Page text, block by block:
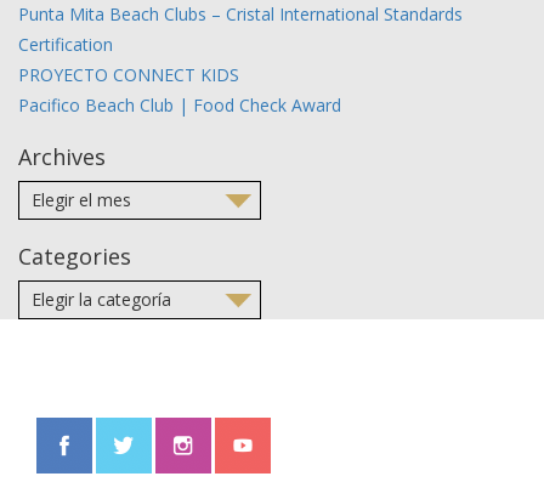
Punta Mita Beach Clubs – Cristal International Standards
Certification
PROYECTO CONNECT KIDS
Pacifico Beach Club | Food Check Award
Archives
Categories